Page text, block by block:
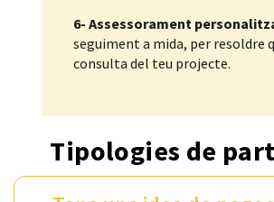
6- Assessorament
seguiment a mida, per resoldre
consulta del teu projecte.
Tipologies de